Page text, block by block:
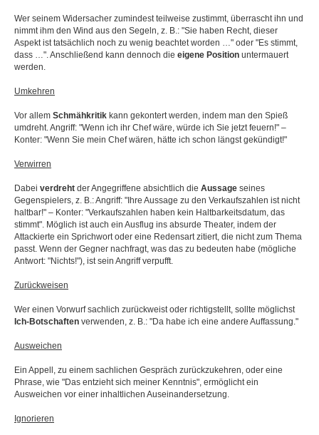
Wer seinem Widersacher zumindest teilweise zustimmt, überrascht ihn und
nimmt ihm den Wind aus den Segeln, z. B.: "Sie haben Recht, dieser
Aspekt ist tatsächlich noch zu wenig beachtet worden …" oder "Es stimmt,
dass …". Anschließend kann dennoch die eigene Position untermauert
werden.
Umkehren
Vor allem Schmähkritik kann gekontert werden, indem man den Spieß
umdreht. Angriff: "Wenn ich ihr Chef wäre, würde ich Sie jetzt feuern!" –
Konter: "Wenn Sie mein Chef wären, hätte ich schon längst gekündigt!"
Verwirren
Dabei verdreht der Angegriffene absichtlich die Aussage seines
Gegenspielers, z. B.: Angriff: "Ihre Aussage zu den Verkaufszahlen ist nicht
haltbar!" – Konter: "Verkaufszahlen haben kein Haltbarkeitsdatum, das
stimmt". Möglich ist auch ein Ausflug ins absurde Theater, indem der
Attackierte ein Sprichwort oder eine Redensart zitiert, die nicht zum Thema
passt. Wenn der Gegner nachfragt, was das zu bedeuten habe (mögliche
Antwort: "Nichts!"), ist sein Angriff verpufft.
Zurückweisen
Wer einen Vorwurf sachlich zurückweist oder richtigstellt, sollte möglichst
Ich-Botschaften verwenden, z. B.: "Da habe ich eine andere Auffassung."
Ausweichen
Ein Appell, zu einem sachlichen Gespräch zurückzukehren, oder eine
Phrase, wie "Das entzieht sich meiner Kenntnis", ermöglicht ein
Ausweichen vor einer inhaltlichen Auseinandersetzung.
Ignorieren